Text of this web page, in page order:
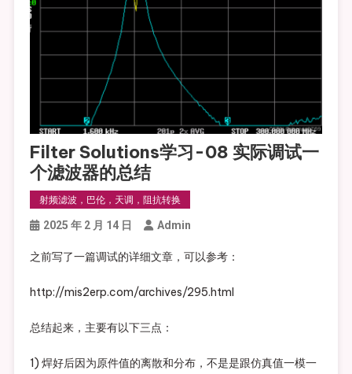
Filter Solutions学习-08 实际调试一
个滤波器的总结
射频滤波，巴伦，天调，阻抗转换
2025 年 2 月 14 日 Admin
之前写了一篇调试的详细文章，可以参考：
http://mis2erp.com/archives/295.html
总结起来，主要有以下三点：
1) 焊好后因为原件值的离散和分布，不是是跟仿真值一模一